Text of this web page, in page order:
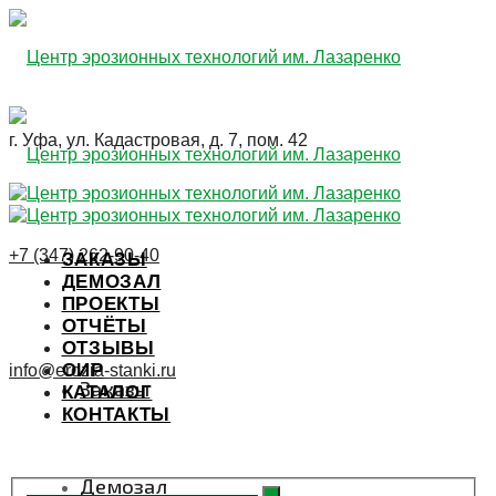
Заказы
Демозал
г. Уфа, ул. Кадастровая, д. 7, пом. 42
+7 (347) 262-90-40
info@erozia-stanki.ru
ЗАКАЗЫ
ДЕМОЗАЛ
ПРОЕКТЫ
ОТЧЁТЫ
ОТЗЫВЫ
ОИР
КАТАЛОГ
КОНТАКТЫ